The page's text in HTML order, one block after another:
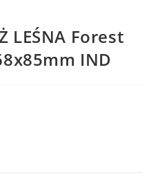
LEŚNA Forest
IND